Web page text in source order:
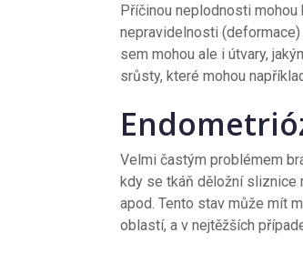
Příčinou neplodnosti
nepravidelnosti
sem mohou ale i útvary,
srůsty, které mohou
Velmi častým problémem
kdy se tkáň děložní sliznice
apod. Tento stav může mít
oblastí, a v nejtěžších